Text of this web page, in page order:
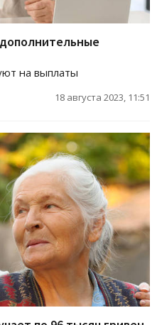
на выплаты
18 августа 2023, 11:51